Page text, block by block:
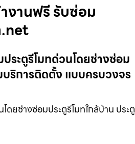
งานฟรี รับซ่อม
.net
ระตูรีโมทด่วนโดยช่างซ่อม
บริการติดตั้ง แบบครบวงจร
ยช่างซ่อมประตูรีโมทใกล้บ้าน ประตู